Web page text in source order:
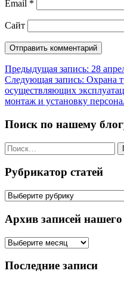
Email *
Сайт
Навигация
по
записям
Предыдущая запись: 28
Следующая запись: Охрана
осуществляющих
монтаж и установку
Поиск по нашему
Найти:
Рубрикатор статей
Рубрикатор
Архив записей нашего
Архив
нашего
Последние записи